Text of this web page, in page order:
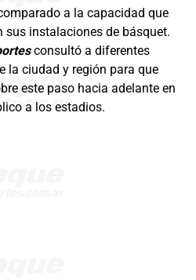
a la capacidad que
instalaciones de básquet.
consultó a diferentes
la ciudad y región para que
este paso hacia adelante en
a los estadios.